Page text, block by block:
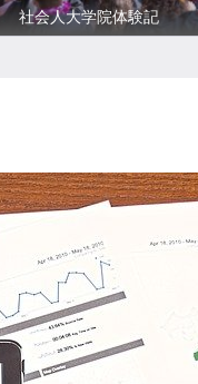
社会人大学院体験記